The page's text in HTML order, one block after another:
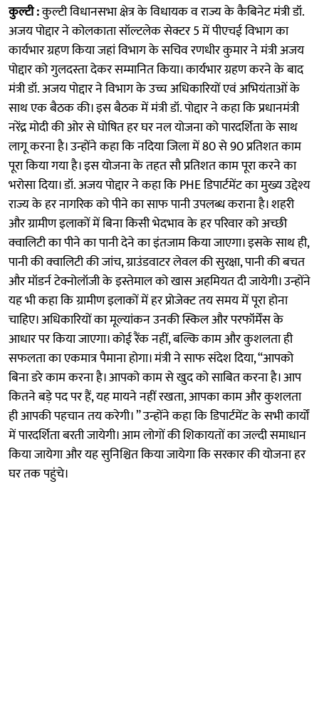
कुल्टी :कुल्टी विधानसभा क्षेत्र के विधायक व राज्य के कैबिनेट मंत्री डॉ.
अजय पोद्दार ने कोलकाता सॉल्टलेक सेक्टर 5 में पीएचई विभाग का
कार्यभार ग्रहण किया जहां विभाग के सचिव रणधीर कुमार ने मंत्री अजय
पोद्दार को गुलदस्ता देकर सम्मानित किया। कार्यभार ग्रहण करने के बाद
मंत्री डॉ. अजय पोद्दार ने विभाग के उच्च अधिकारियों एवं अभियंताओं के
साथ एक बैठक की। इस बैठक में मंत्री डॉ. पोद्दार ने कहा कि प्रधानमंत्री
नरेंद्र मोदी की ओर से घोषित हर घर नल योजना को पारदर्शिता के साथ
लागू करना है। उन्होंने कहा कि नदिया जिला में 80 से 90 प्रतिशत काम
पूरा किया गया है। इस योजना के तहत सौ प्रतिशत काम पूरा करने का
भरोसा दिया। डॉ. अजय पोद्दार ने कहा कि PHE डिपार्टमेंट का मुख्य उद्देश्य
राज्य के हर नागरिक को पीने का साफ पानी उपलब्ध कराना है। शहरी
और ग्रामीण इलाकों में बिना किसी भेदभाव के हर परिवार को अच्छी
क्वालिटी का पीने का पानी देने का इंतजाम किया जाएगा। इसके साथ ही,
पानी की क्वालिटी की जांच, ग्राउंडवाटर लेवल की सुरक्षा, पानी की बचत
और मॉडर्न टेक्नोलॉजी के इस्तेमाल को खास अहमियत दी जायेगी। उन्होंने
यह भी कहा कि ग्रामीण इलाकों में हर प्रोजेक्ट तय समय में पूरा होना
चाहिए। अधिकारियों का मूल्यांकन उनकी स्किल और परफॉर्मेंस के
आधार पर किया जाएगा। कोई रैंक नहीं, बल्कि काम और कुशलता ही
सफलता का एकमात्र पैमाना होगा। मंत्री ने साफ संदेश दिया, “आपको
बिना डरे काम करना है। आपको काम से खुद को साबित करना है। आप
कितने बड़े पद पर हैं, यह मायने नहीं रखता, आपका काम और कुशलता
ही आपकी पहचान तय करेगी। ” उन्होंने कहा कि डिपार्टमेंट के सभी कार्यों
में पारदर्शिता बरती जायेगी। आम लोगों की शिकायतों का जल्दी समाधान
किया जायेगा और यह सुनिश्चित किया जायेगा कि सरकार की योजना हर
घर तक पहुंचे।